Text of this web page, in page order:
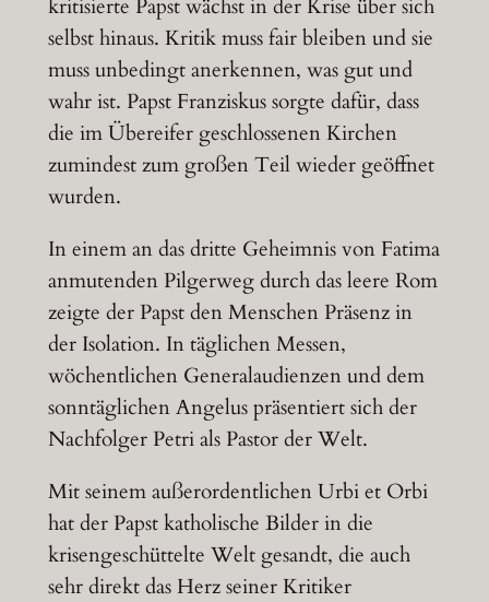
kritisierte Papst wächst in der Krise über sich
selbst hinaus. Kritik muss fair bleiben und sie
muss unbedingt anerkennen, was gut und
wahr ist. Papst Franziskus sorgte dafür, dass
die im Übereifer geschlossenen Kirchen
zumindest zum großen Teil wieder geöffnet
wurden.
In einem an das dritte Geheimnis von Fatima
anmutenden Pilgerweg durch das leere Rom
zeigte der Papst den Menschen Präsenz in
der Isolation. In täglichen Messen,
wöchentlichen Generalaudienzen und dem
sonntäglichen Angelus präsentiert sich der
Nachfolger Petri als Pastor der Welt.
Mit seinem außerordentlichen Urbi et Orbi
hat der Papst katholische Bilder in die
krisengeschüttelte Welt gesandt, die auch
sehr direkt das Herz seiner Kritiker